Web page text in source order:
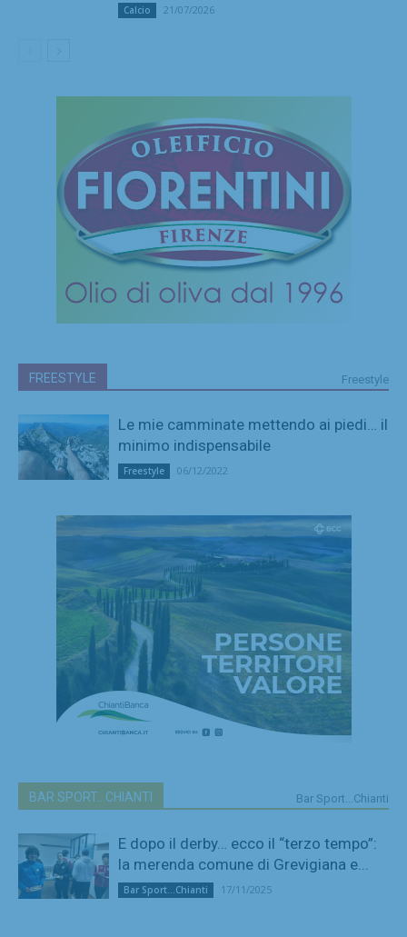
Calcio 21/07/2026
FREESTYLE Freestyle
Le mie camminate mettendo ai piedi… il
minimo indispensabile
Freestyle 06/12/2022
BAR SPORT...CHIANTI Bar Sport...Chianti
E dopo il derby… ecco il “terzo tempo”:
la merenda comune di Grevigiana e...
Bar Sport...Chianti 17/11/2025